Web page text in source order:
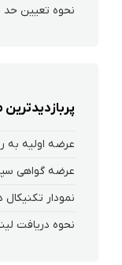
عرضه اولیه
عرضه گواهی
نمودار